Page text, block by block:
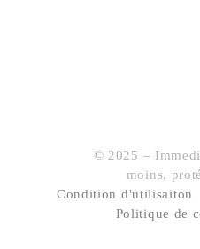
© 2025 –
moins,
Condition d'utilisaiton
Politique de